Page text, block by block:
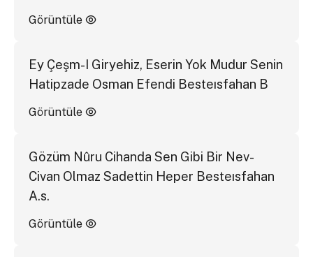
Görüntüle
Ey Çeşm-I Giryehiz, Eserin Yok Mudur Senin
Hatipzade Osman Efendi Besteısfahan B
Görüntüle
Gözüm Nûru Cihanda Sen Gibi Bir Nev-
Civan Olmaz Sadettin Heper Besteısfahan
A.s.
Görüntüle